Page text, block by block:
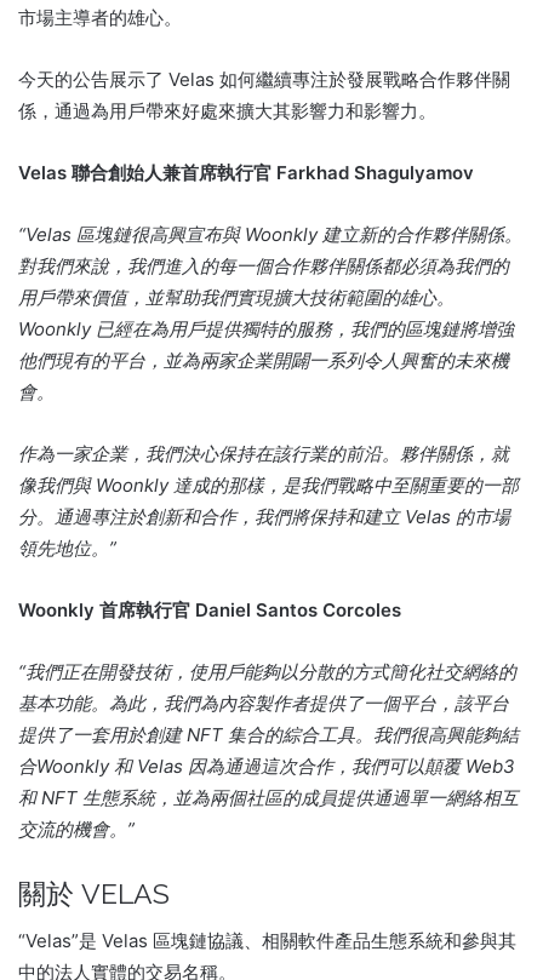
市場主導者的雄心。
今天的公告展示了 Velas 如何繼續專注於發展戰略合作夥伴關
係，通過為用戶帶來好處來擴大其影響力和影響力。
Velas 聯合創始人兼首席執行官 Farkhad Shagulyamov
“Velas 區塊鏈很高興宣布與 Woonkly 建立新的合作夥伴關係。
對我們來說，我們進入的每一個合作夥伴關係都必須為我們的
用戶帶來價值，並幫助我們實現擴大技術範圍的雄心。
Woonkly 已經在為用戶提供獨特的服務，我們的區塊鏈將增強
他們現有的平台，並為兩家企業開闢一系列令人興奮的未來機
會。
作為一家企業，我們決心保持在該行業的前沿。 夥伴關係，就
像我們與 Woonkly 達成的那樣，是我們戰略中至關重要的一部
分。 通過專注於創新和合作，我們將保持和建立 Velas 的市場
領先地位。”
Woonkly 首席執行官 Daniel Santos Corcoles
“我們正在開發技術，使用戶能夠以分散的方式簡化社交網絡的
基本功能。為此，我們為內容製作者提供了一個平台，該平台
提供了一套用於創建 NFT 集合的綜合工具。我們很高興能夠結
合Woonkly 和 Velas 因為通過這次合作，我們可以顛覆 Web3
和 NFT 生態系統，並為兩個社區的成員提供通過單一網絡相互
交流的機會。”
關於 VELAS
“Velas”是 Velas 區塊鏈協議、相關軟件產品生態系統和參與其
中的法人實體的交易名稱。